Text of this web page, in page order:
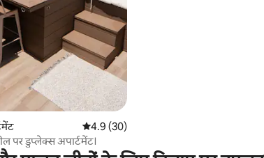
औसत रेटिंग 5 में से 4.9, 30 समीक्षाएँ
4.9 (30)
पर डुप्लेक्स अपार्टमेंट।